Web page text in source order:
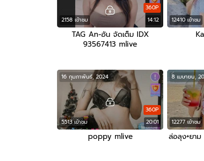
2158 เข้าชม 14:12
360P
TAG An-อัน จัดเต็ม IDX
93567413 mlive
12410 เข้าชม
5513 เข้าชม 20:01
360P
16 กุมภาพันธ์, 2024
poppy mlive
12277 เข้าชม
8 เมษายน,
ล่อลุง+ยา